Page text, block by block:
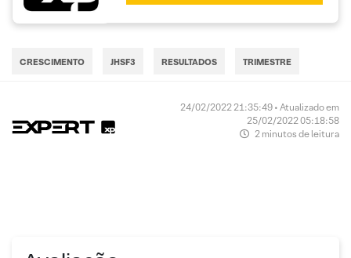
CRESCIMENTO JHSF3 RESULTADOS TRIMESTRE
24/02/2022 21:35:49 • Atualizado em
25/02/2022 05:18:58
2 minutos de leitura